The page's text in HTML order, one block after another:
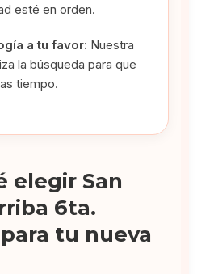
esté en orden.
a tu favor: Nuestra
la búsqueda para que
tiempo.
elegir San
6ta.
tu nueva